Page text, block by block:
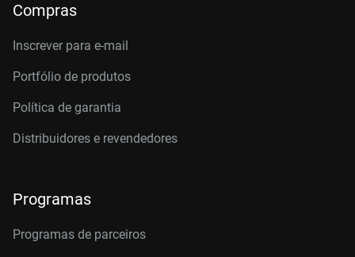
Compras
Inscrever para e-mail
Portfólio de produtos
Política de garantia
Distribuidores e revendedores
Programas
Programas de parceiros